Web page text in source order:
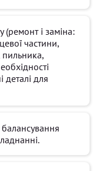
(ремонт і заміна:
частини,
пильника,
деталі для
балансування